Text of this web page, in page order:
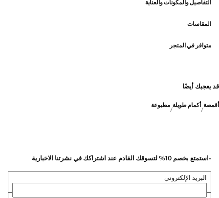
التفاصيل والمكونات والعناية
المقاسات
متوافر في المتجر
قد يعجبك أيضًا
أقمصة أكمام طويلة مطبوعة
-استمتع بخصم 10% لتسوقك القادم عند اشتراكك في نشرتنا الاخبارية
البريد الإلكتروني